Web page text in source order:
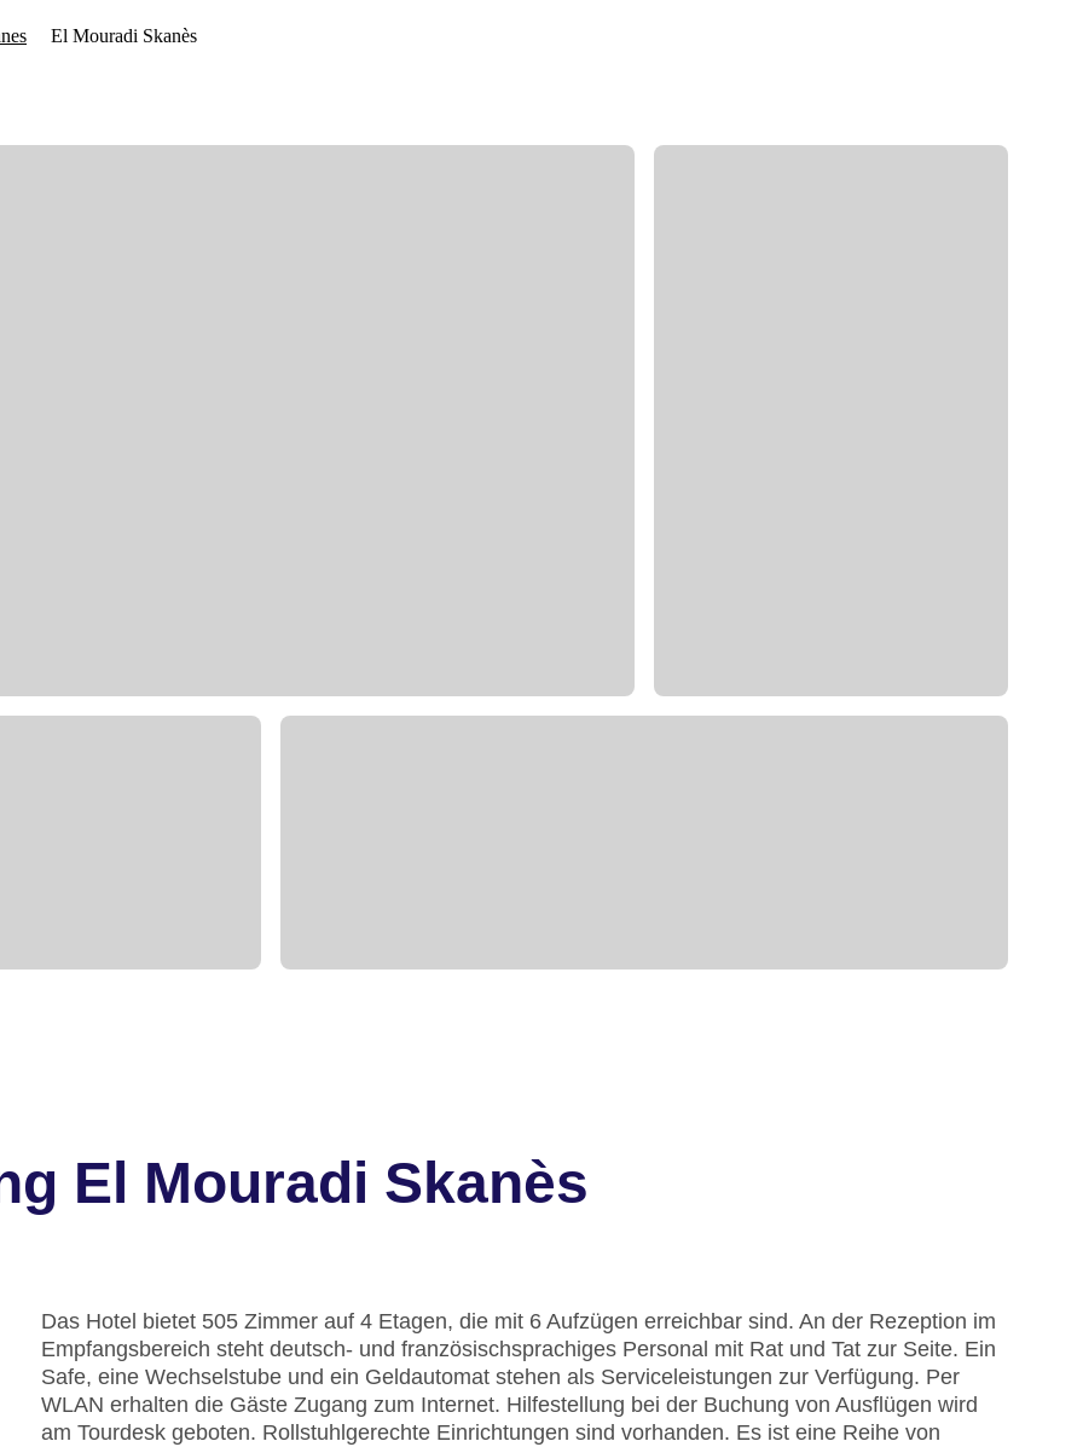
El Mouradi Skanès
Das Hotel bietet 505 Zimmer auf 4 Etagen, die mit 6 Aufzügen erreichbar sind. An der Rezeption im
Empfangsbereich steht deutsch- und französischsprachiges Personal mit Rat und Tat zur Seite. Ein
Safe, eine Wechselstube und ein Geldautomat stehen als Serviceleistungen zur Verfügung. Per
WLAN erhalten die Gäste Zugang zum Internet. Hilfestellung bei der Buchung von Ausflügen wird
am Tourdesk geboten. Rollstuhlgerechte Einrichtungen sind vorhanden. Es ist eine Reihe von